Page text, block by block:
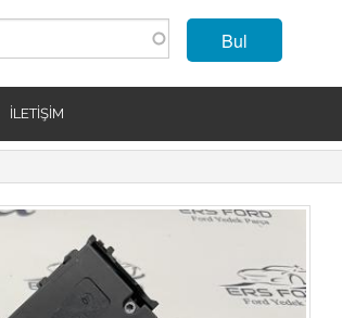
Bul
İLETIŞIM